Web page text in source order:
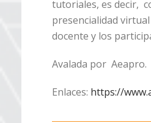
tutoriales, es decir,
presencialidad
docente y los
Avalada por Aeapro.
Enlaces: https://